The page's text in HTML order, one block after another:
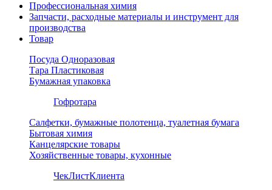
Профессиональная химия
Запчасти, расходные материалы и инструмент для
производства
Товар
Посуда Одноразовая
Тара Пластиковая
Бумажная упаковка
Гофротара
Салфетки, бумажные полотенца, туалетная бумага
Бытовая химия
Канцелярские товары
Хозяйственные товары, кухонные
ЧекЛистКлиента